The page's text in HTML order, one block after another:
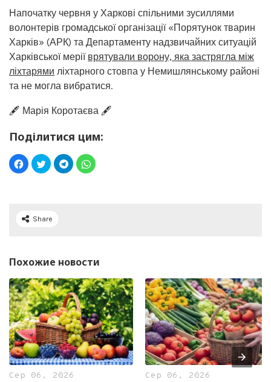
Напочатку червня у Харкові спільними зусиллями
волонтерів громадської організації «Порятунок тварин
Харків» (АРК) та Департаменту надзвичайних ситуацій
Харківської мерії врятували ворону, яка застрягла між
ліхтарями ліхтарного стовпа у Немишлянському районі
та не могла вибратися.
🖋️ Марія Коротаєва 🖋️
Поділитися цим:
Share
Похожие новости
Сер 06, 2026 Сер 06, 2026